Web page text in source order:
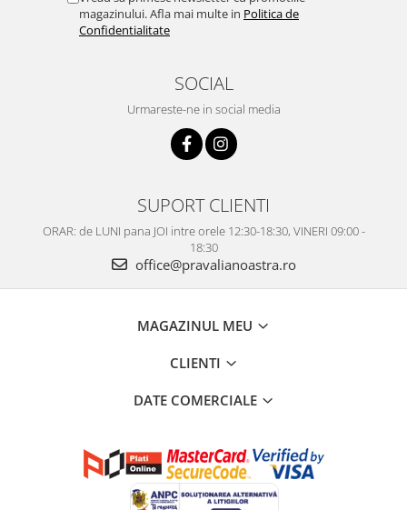
magazinului. Afla mai multe in Politica de
Confidentialitate
SOCIAL
Urmareste-ne in social media
SUPORT CLIENTI
ORAR: de LUNI pana JOI intre orele 12:30-18:30, VINERI 09:00 -
18:30
office@pravalianoastra.ro
MAGAZINUL MEU
CLIENTI
DATE COMERCIALE